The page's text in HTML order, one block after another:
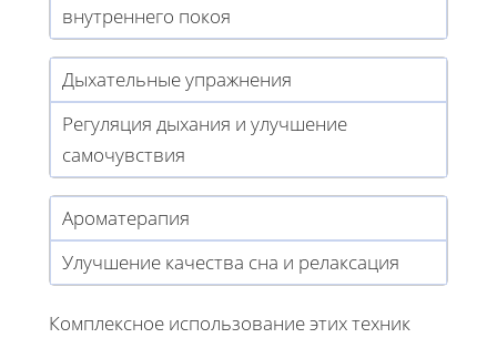
внутреннего покоя
Дыхательные упражнения
Регуляция дыхания и улучшение
самочувствия
Ароматерапия
Улучшение качества сна и релаксация
Комплексное использование этих техник